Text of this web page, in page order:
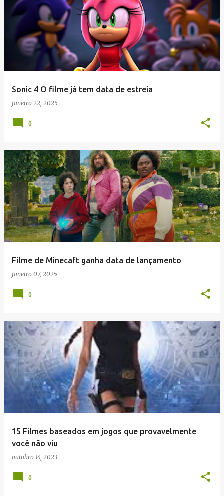
Sonic 4 O filme já tem data de estreia
janeiro 22, 2025
0
Filme de Minecaft ganha data de lançamento
janeiro 07, 2025
0
15 Filmes baseados em jogos que provavelmente
você não viu
outubro 14, 2023
0